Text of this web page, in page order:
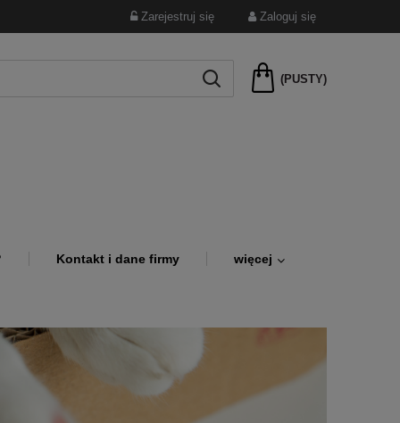
Zarejestruj się Zaloguj się
(PUSTY)
Kontakt i dane firmy więcej